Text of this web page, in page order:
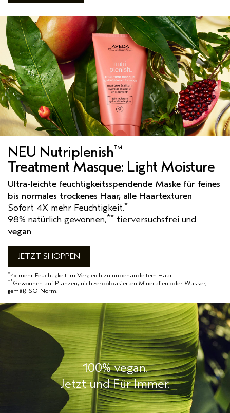
NEU Nutriplenish™
Treatment Masque: Light Moisture
Ultra-leichte feuchtigkeitsspendende Maske für feines
bis normales trockenes Haar, alle Haartexturen
Sofort 4X mehr Feuchtigkeit.*
98% natürlich gewonnen,** tierversuchsfrei und
vegan.
JETZT SHOPPEN
*4x mehr Feuchtigkeit im Vergleich zu unbehandeltem Haar.
**Gewonnen auf Planzen, nicht-erdölbasierten Mineralien oder Wasser,
gemäß ISO-Norm.
100% vegan.
Jetzt und Für Immer.